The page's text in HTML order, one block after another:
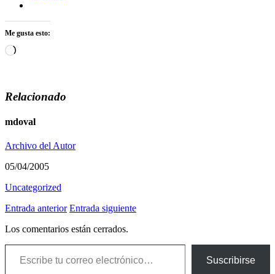
Me gusta esto:
Cargando...
Relacionado
mdoval
Archivo del Autor
05/04/2005
Uncategorized
Entrada anterior Entrada siguiente
Los comentarios están cerrados.
Escribe tu correo electrónico…
Suscribirse